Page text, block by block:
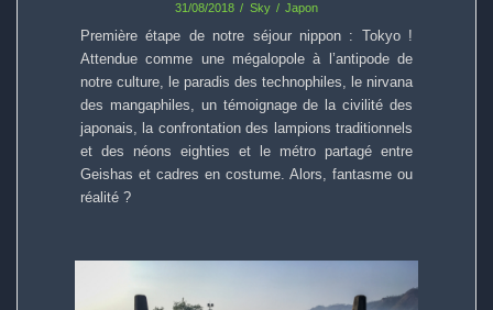
31/08/2018 Sky Japon
Première étape de notre séjour nippon : Tokyo !
Attendue comme une mégalopole à l’antipode de
notre culture, le paradis des technophiles, le nirvana
des mangaphiles, un témoignage de la civilité des
japonais, la confrontation des lampions traditionnels
et des néons eighties et le métro partagé entre
Geishas et cadres en costume. Alors, fantasme ou
réalité ?